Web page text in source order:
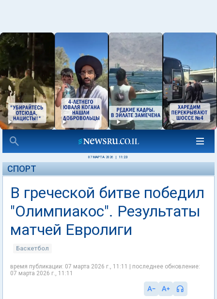
07 МАРТА 2026 11:23
СПОРТ
В греческой битве победил
"Олимпиакос". Результаты
матчей Евролиги
Баскетбол
время публикации: 07 марта 2026 г., 11:11 | последнее обновление:
07 марта 2026 г., 11:11